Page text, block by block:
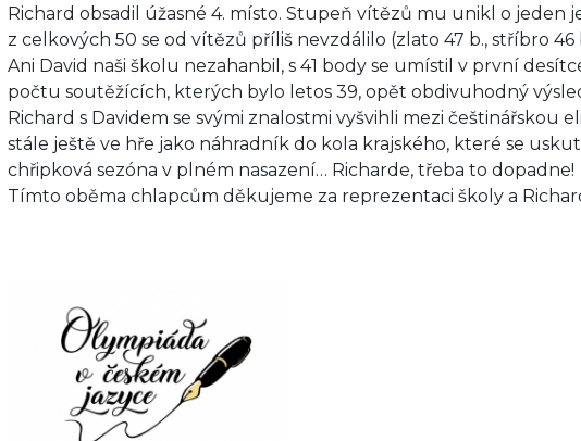
Richard obsadil úžasné 4. místo. Stupeň vítězů mu unikl o jeden
z celkových 50 se od vítězů příliš nevzdálilo (zlato 47 b., stříbro 46
Ani David naši školu nezahanbil, s 41 body se umístil v první
počtu soutěžících, kterých bylo letos 39, opět obdivuhodný
Richard s Davidem se svými znalostmi vyšvihli mezi češtinářskou
stále ještě ve hře jako náhradník do kola krajského, které se
chřipková sezóna v plném nasazení… Richarde, třeba to dopadne!
Tímto oběma chlapcům děkujeme za reprezentaci školy a